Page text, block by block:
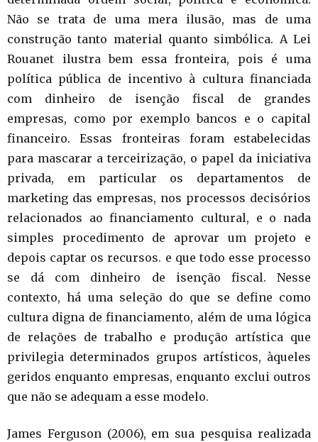
Não se trata de uma mera ilusão, mas de uma
construção tanto material quanto simbólica. A Lei
Rouanet ilustra bem essa fronteira, pois é uma
política pública de incentivo à cultura financiada
com dinheiro de isenção fiscal de grandes
empresas, como por exemplo bancos e o capital
financeiro. Essas fronteiras foram estabelecidas
para mascarar a terceirização, o papel da iniciativa
privada, em particular os departamentos de
marketing das empresas, nos processos decisórios
relacionados ao financiamento cultural, e o nada
simples procedimento de aprovar um projeto e
depois captar os recursos. e que todo esse processo
se dá com dinheiro de isenção fiscal. Nesse
contexto, há uma seleção do que se define como
cultura digna de financiamento, além de uma lógica
de relações de trabalho e produção artística que
privilegia determinados grupos artísticos, àqueles
geridos enquanto empresas, enquanto exclui outros
que não se adequam a esse modelo.
James Ferguson (2006), em sua pesquisa realizada